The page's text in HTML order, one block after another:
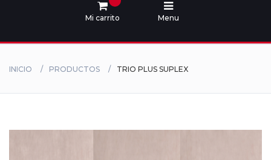
Mi carrito Menu
INICIO PRODUCTOS TRIO PLUS SUPLEX